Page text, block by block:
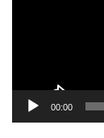
00:00